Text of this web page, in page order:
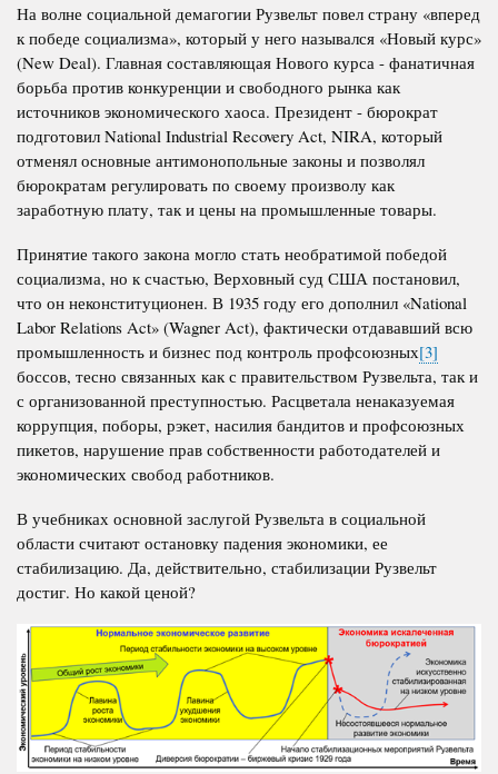
На волне социальной демагогии Рузвельт повел страну «вперед
к победе социализма», который у него назывался «Новый курс»
(New Deal). Главная составляющая Нового курса - фанатичная
борьба против конкуренции и свободного рынка как
источников экономического хаоса. Президент - бюрократ
подготовил National Industrial Recovery Act, NIRA, который
отменял основные антимонопольные законы и позволял
бюрократам регулировать по своему произволу как
заработную плату, так и цены на промышленные товары.
Принятие такого закона могло стать необратимой победой
социализма, но к счастью, Верховный суд США постановил,
что он неконституционен. В 1935 году его дополнил «National
Labor Relations Act» (Wagner Act), фактически отдававший всю
промышленность и бизнес под контроль профсоюзных[3]
боссов, тесно связанных как с правительством Рузвельта, так и
с организованной преступностью. Расцветала ненаказуемая
коррупция, поборы, рэкет, насилия бандитов и профсоюзных
пикетов, нарушение прав собственности работодателей и
экономических свобод работников.
В учебниках основной заслугой Рузвельта в социальной
области считают остановку падения экономики, ее
стабилизацию. Да, действительно, стабилизации Рузвельт
достиг. Но какой ценой?